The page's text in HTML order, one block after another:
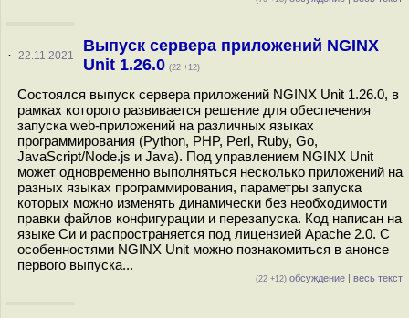
· 22.11.2021
Выпуск сервера приложений NGINX
Unit 1.26.0 (22 +12)
Состоялся выпуск сервера приложений NGINX Unit 1.26.0, в
рамках которого развивается решение для обеспечения
запуска web-приложений на различных языках
программирования (Python, PHP, Perl, Ruby, Go,
JavaScript/Node.js и Java). Под управлением NGINX Unit
может одновременно выполняться несколько приложений на
разных языках программирования, параметры запуска
которых можно изменять динамически без необходимости
правки файлов конфигурации и перезапуска. Код написан на
языке Си и распространяется под лицензией Apache 2.0. С
особенностями NGINX Unit можно познакомиться в анонсе
первого выпуска...
(22 +12) обсуждение | весь текст